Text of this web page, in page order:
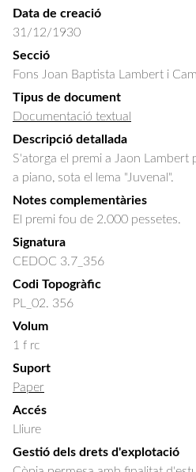
Data de creació
31/12/1930
Secció
Fons Joan Baptista Lambert i
Tipus de document
Documentació textual
Descripció detallada
S'atorga el premi a Jaon Lambert
a piano, sota el lema "Juvenal".
Notes complementàries
El premi fou de 2.000 pessetes.
Signatura
CEDOC 3.7_356
Codi Topogràfic
PL_02. 356
Volum
1 f rc
Suport
Paper
Accés
Lliure
Gestió dels drets d'explotació